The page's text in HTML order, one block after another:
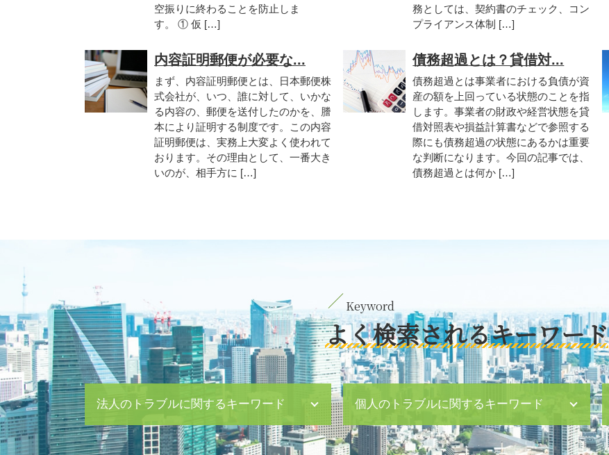
空振りに終わることを防止しま
す。 ① 仮 […]
務としては、契約書のチェック、コン
プライアンス体制 […]
内容証明郵便が必要な...
まず、内容証明郵便とは、日本郵便株
式会社が、いつ、誰に対して、いかな
る内容の、郵便を送付したのかを、謄
本により証明する制度です。この内容
証明郵便は、実務上大変よく使われて
おります。その理由として、一番大き
いのが、相手方に […]
債務超過とは？貸借対...
債務超過とは事業者における負債が資
産の額を上回っている状態のことを指
します。事業者の財政や経営状態を貸
借対照表や損益計算書などで参照する
際にも債務超過の状態にあるかは重要
な判断になります。今回の記事では、
債務超過とは何か […]
よく検索されるキーワード
法人のトラブルに関するキーワード
秘密保持契約書 書き方
個人のトラブルに関するキーワード
民法 遺留分